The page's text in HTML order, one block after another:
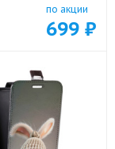
по акции
699 ₽